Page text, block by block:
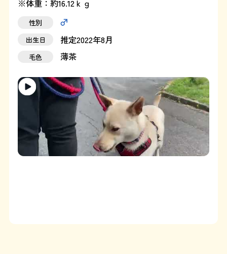
運営：藤和那須リゾート株式会社
※体重：約16.12ｋｇ
性別
出生日
推定2022年8月
毛色 薄茶